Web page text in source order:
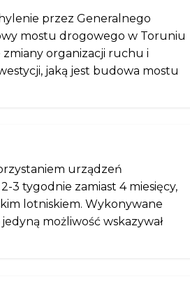
przez Generalnego
mostu drogowego w Toruniu
organizacji ruchu i
jaką jest budowa mostu
urządzeń
3 tygodnie zamiast 4 miesięcy,
lotniskiem. Wykonywane
możliwość wskazywał